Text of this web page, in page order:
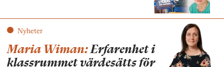
Nyheter
Maria Wiman:Erfarenhet i
klassrummet värdesätts för